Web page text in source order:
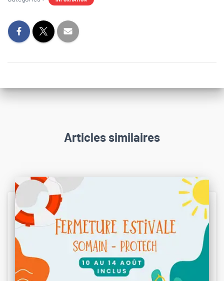
Articles similaires